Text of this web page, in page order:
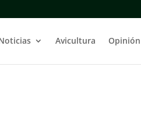
Avicultura Opinión